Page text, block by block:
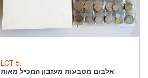
LOT 5:
אלבום מטבעות מעזבון המכיל מאות